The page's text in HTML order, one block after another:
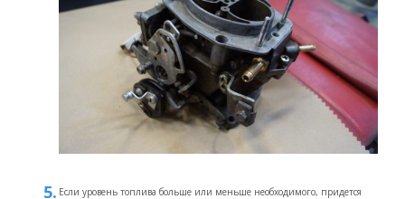
Если уровень топлива больше или меньше необходимого, придется